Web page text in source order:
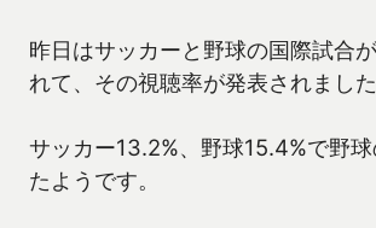
昨日はサッカーと野球の国際試合
れて、その視聴率が発表されました
サッカー13.2%、野球15.4%で野
たようです。